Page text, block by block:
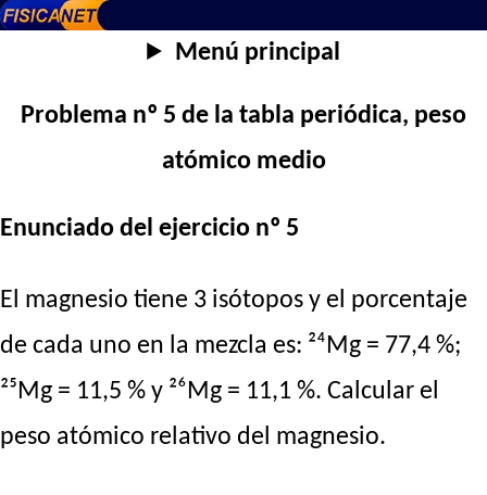
Menú principal
Problema nº 5 de la tabla periódica, peso
atómico medio
Enunciado del ejercicio nº 5
El magnesio tiene 3 isótopos y el porcentaje
de cada uno en la mezcla es: ²⁴Mg = 77,4 %;
²⁵Mg = 11,5 % y ²⁶Mg = 11,1 %. Calcular el
peso atómico relativo del magnesio.